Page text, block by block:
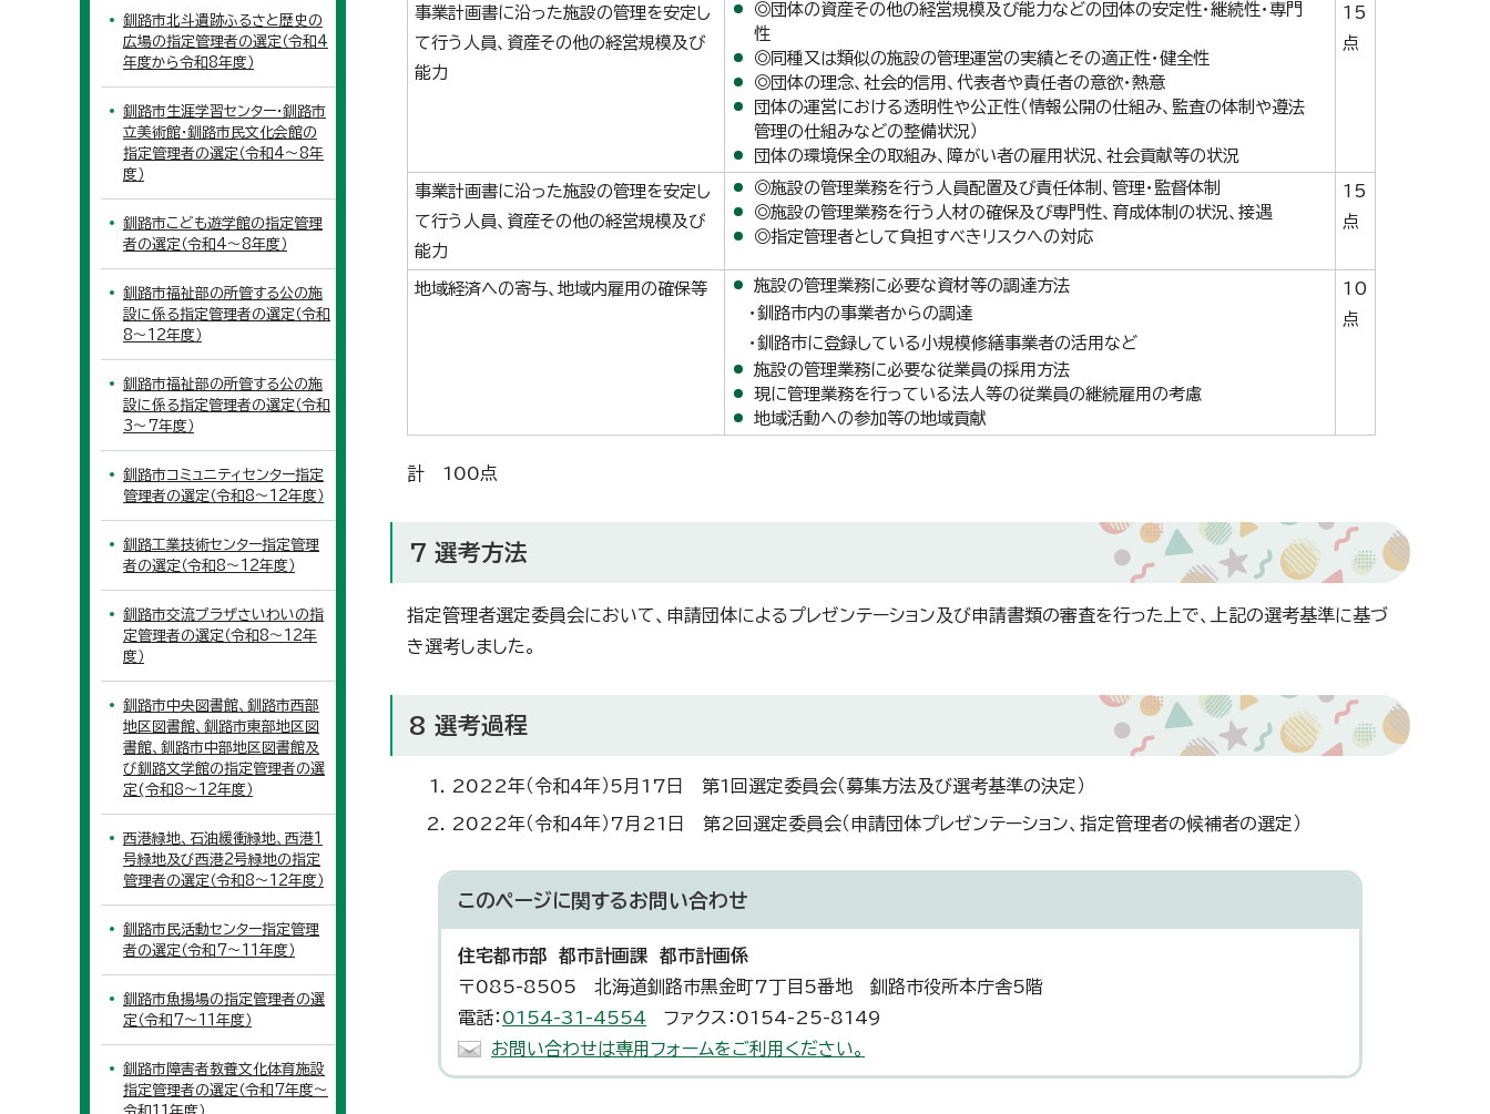
事業計画書に沿った施設の管理を安定し
て行う人員、資産その他の経営規模及び
能力
◎団体の資産その他の経営規模及び能力などの団体の安定性・継続性・専門
性
◎同種又は類似の施設の管理運営の実績とその適正性・健全性
◎団体の理念、社会的信用、代表者や責任者の意欲・熱意
団体の運営における透明性や公正性（情報公開の仕組み、監査の体制や遵法
管理の仕組みなどの整備状況）
団体の環境保全の取組み、障がい者の雇用状況、社会貢献等の状況
15
点
事業計画書に沿った施設の管理を安定し
て行う人員、資産その他の経営規模及び
能力
◎施設の管理業務を行う人員配置及び責任体制、管理・監督体制
◎施設の管理業務を行う人材の確保及び専門性、育成体制の状況、接遇
◎指定管理者として負担すべきリスクへの対応
15
点
地域経済への寄与、地域内雇用の確保等
施設の管理業務に必要な資材等の調達方法
・釧路市内の事業者からの調達
・釧路市に登録している小規模修繕事業者の活用など
施設の管理業務に必要な従業員の採用方法
現に管理業務を行っている法人等の従業員の継続雇用の考慮
地域活動への参加等の地域貢献
10
点
計 100点
7 選考方法
指定管理者選定委員会において、申請団体によるプレゼンテーション及び申請書類の審査を行った上で、上記の選考基準に基づ
き選考しました。
8 選考過程
2022年（令和4年）5月17日 第1回選定委員会（募集方法及び選考基準の決定）
2022年（令和4年）7月21日 第2回選定委員会（申請団体プレゼンテーション、指定管理者の候補者の選定）
このページに関するお問い合わせ
住宅都市部 都市計画課 都市計画係
〒085-8505 北海道釧路市黒金町7丁目5番地 釧路市役所本庁舎5階
電話： 0154-31-4554 ファクス：0154-25-8149
お問い合わせは専用フォームをご利用ください。
釧路市北斗遺跡ふるさと歴史の
広場の指定管理者の選定（令和4
年度から令和8年度）
釧路市生涯学習センター・釧路市
立美術館・釧路市民文化会館の
指定管理者の選定（令和4～8年
度）
釧路市こども遊学館の指定管理
者の選定（令和4～8年度）
釧路市福祉部の所管する公の施
設に係る指定管理者の選定（令和
8～12年度）
釧路市福祉部の所管する公の施
設に係る指定管理者の選定（令和
3～7年度）
釧路市コミュニティセンター指定
管理者の選定（令和8～12年度）
釧路工業技術センター指定管理
者の選定（令和8～12年度）
釧路市交流プラザさいわいの指
定管理者の選定（令和8～12年
度）
釧路市中央図書館、釧路市西部
地区図書館、釧路市東部地区図
書館、釧路市中部地区図書館及
び釧路文学館の指定管理者の選
定(令和8～12年度）
西港緑地、石油緩衝緑地、西港1
号緑地及び西港2号緑地の指定
管理者の選定（令和8～12年度）
釧路市民活動センター指定管理
者の選定（令和7～11年度）
釧路市魚揚場の指定管理者の選
定（令和7～11年度）
釧路市障害者教養文化体育施設
指定管理者の選定（令和7年度～